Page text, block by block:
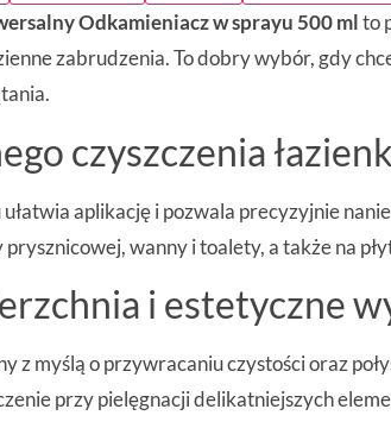
Odkamieniacz w sprayu 500 mlto
zabrudzenia. To dobry wybór, gdy
czyszczenia
aplikację i pozwala precyzyjnie
wanny i toalety, a także na
i estetyczne
z myślą o przywracaniu czystości oraz
przy pielęgnacji delikatniejszych